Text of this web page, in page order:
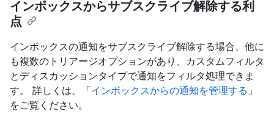
インボックスからサブスクライブ解除する利
点
インボックスの通知をサブスクライブ解除する場合、他に
も複数のトリアージオプションがあり、カスタムフィルタ
とディスカッションタイプで通知をフィルタ処理できま
す。 詳しくは、「インボックスからの通知を管理する 」
をご覧ください。